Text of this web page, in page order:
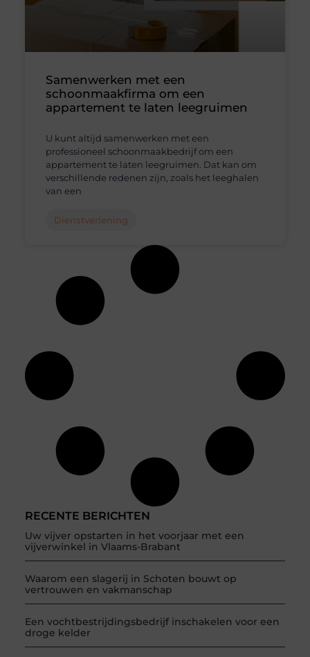
RECENTE BERICHTEN
Uw vijver opstarten in het voorjaar met een
vijverwinkel in Vlaams-Brabant
Waarom een slagerij in Schoten bouwt op
vertrouwen en vakmanschap
Een vochtbestrijdingsbedrijf inschakelen voor een
droge kelder
Samenwerken met een
schoonmaakfirma om een
appartement te laten leegruimen
U kunt altijd samenwerken met een
professioneel schoonmaakbedrijf om een
appartement te laten leegruimen. Dat kan om
verschillende redenen zijn, zoals het leeghalen
van een
Dienstverlening